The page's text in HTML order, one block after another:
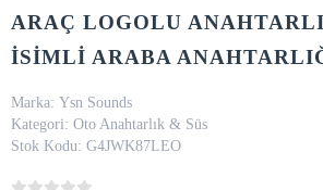
ARAÇ LOGOLU
İSİMLİ ARABA
Marka: Ysn Sounds
Kategori: Oto Anahtarlık & Süs
Stok Kodu: G4JWK87LEO